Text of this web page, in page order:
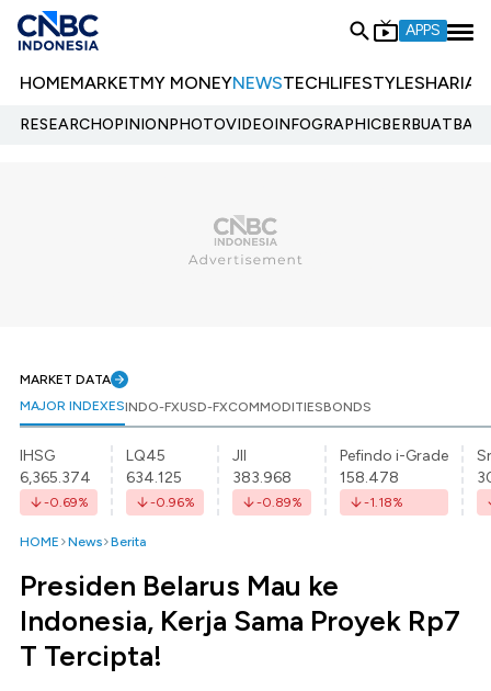
APPS
HOMEMARKETMY MONEYNEWSTECHLIFESTYLESHARIA
RESEARCHOPINIONPHOTOVIDEOINFOGRAPHIC
MARKET DATA
MAJOR INDEXESINDO-FXUSD-FXCOMMODITIESBONDS
IHSG
6,365.374
-0.69%
LQ45
634.125
-0.96%
JII
383.968
-0.89%
Pefindo i-Grade
158.478
-1.18%
HOME News Berita
Presiden Belarus Mau ke
Indonesia, Kerja Sama Proyek Rp7
T Tercipta!